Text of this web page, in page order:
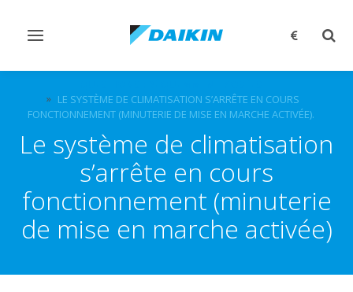
Afficher/masquer
LE SYSTÈME DE CLIMATISATION S’ARRÊTE EN COURS
FONCTIONNEMENT (MINUTERIE DE MISE EN MARCHE ACTIVÉE).
Le système de climatisation
s’arrête en cours
fonctionnement (minuterie
de mise en marche activée)